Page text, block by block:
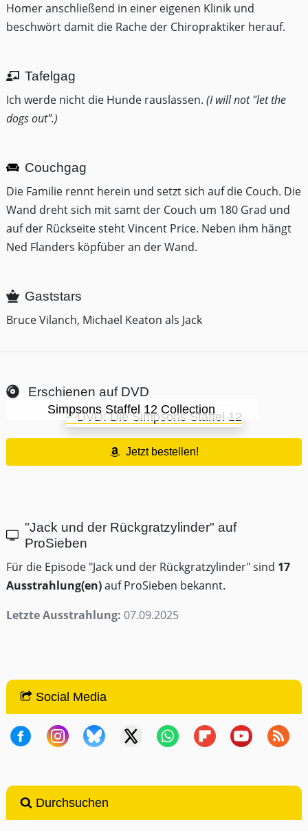
Homer anschließend in einer eigenen Klinik und
beschwört damit die Rache der Chiropraktiker herauf.
Tafelgag
Ich werde nicht die Hunde rauslassen. (I will not "let the
dogs out".)
Couchgag
Die Familie rennt herein und setzt sich auf die Couch. Die
Wand dreht sich mit samt der Couch um 180 Grad und
auf der Rückseite steht Vincent Price. Neben ihm hängt
Ned Flanders köpfüber an der Wand.
Gaststars
Bruce Vilanch, Michael Keaton als Jack
Erschienen auf DVD
Simpsons Staffel 12 Collection
Jetzt bestellen!
"Jack und der Rückgratzylinder" auf
ProSieben
Für die Episode "Jack und der Rückgratzylinder" sind 17
Ausstrahlung(en)auf ProSieben bekannt.
Letzte Ausstrahlung: 07.09.2025
Social Media
Durchsuchen